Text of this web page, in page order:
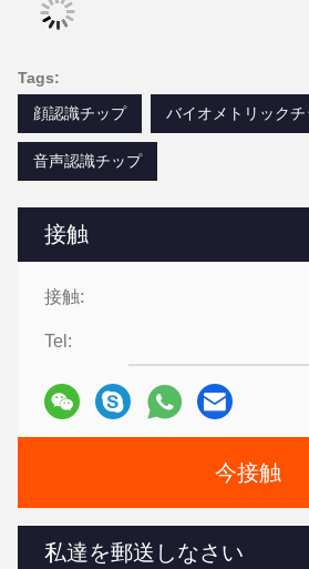
接触
接触:
Tel:
今接触
私達を郵送しなさい
Tags:
顔認識チップ
バイオメトリックチ
音声認識チップ